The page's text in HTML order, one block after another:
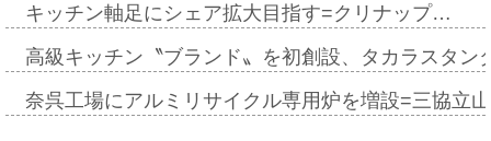
キッチン軸足にシェア拡大目指す=クリナップ…
高級キッチン〝ブランド〟を初創設、タカラスタ
奈呉工場にアルミリサイクル専用炉を増設=三協立